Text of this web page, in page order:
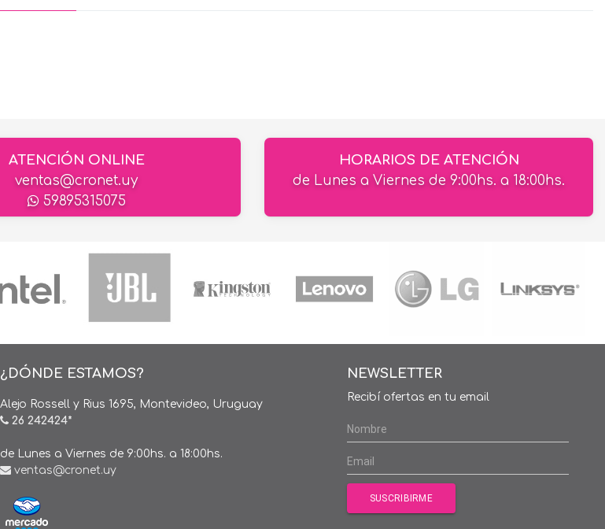
ATENCIÓN ONLINE
ventas@cronet.uy
59895315075
HORARIOS DE ATENCIÓN
de Lunes a Viernes de 9:00hs. a 18:00hs.
¿DÓNDE ESTAMOS?
Alejo Rossell y Rius 1695, Montevideo, Uruguay
26 242424*
de Lunes a Viernes de 9:00hs. a 18:00hs.
ventas@cronet.uy
NEWSLETTER
Recibí ofertas en tu email